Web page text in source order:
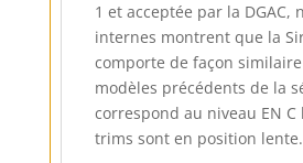
1 et acceptée par la DGAC,
internes montrent que la
comporte de façon
modèles précédents de la
correspond au niveau EN C
trims sont en position lente.